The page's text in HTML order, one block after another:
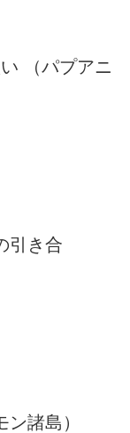
（パプアニ
引き合
ン諸島）